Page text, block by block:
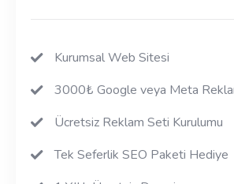
Kurumsal Web Sitesi
3000₺ Google veya Meta
Ücretsiz Reklam Seti Kurulumu
Tek Seferlik SEO Paketi Hediye